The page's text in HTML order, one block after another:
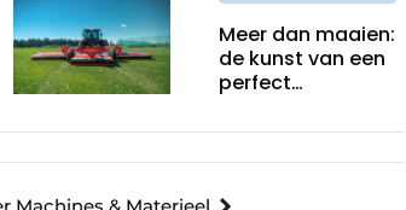
Meer dan maaien:
de kunst van een
perfect
grasmat